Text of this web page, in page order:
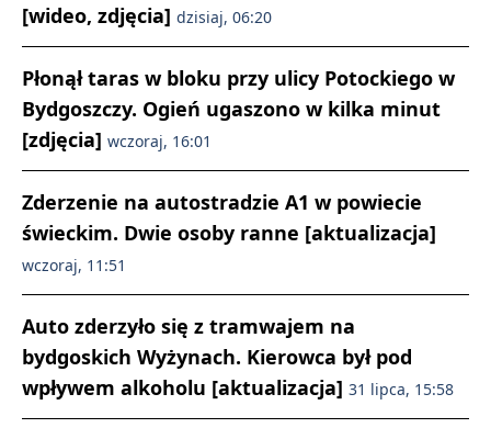
[wideo, zdjęcia] dzisiaj, 06:20
Płonął taras w bloku przy ulicy Potockiego w
Bydgoszczy. Ogień ugaszono w kilka minut
[zdjęcia] wczoraj, 16:01
Zderzenie na autostradzie A1 w powiecie
świeckim. Dwie osoby ranne [aktualizacja]
wczoraj, 11:51
Auto zderzyło się z tramwajem na
bydgoskich Wyżynach. Kierowca był pod
wpływem alkoholu [aktualizacja] 31 lipca, 15:58